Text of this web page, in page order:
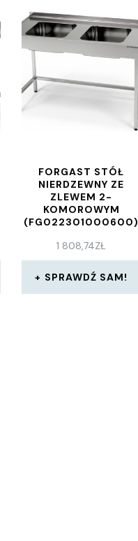
FORGAST STÓŁ
NIERDZEWNY ZE
ZLEWEM 2-
KOMOROWYM
(FG022301000600)
1 808,74ZŁ
SPRAWDŹ SAM!